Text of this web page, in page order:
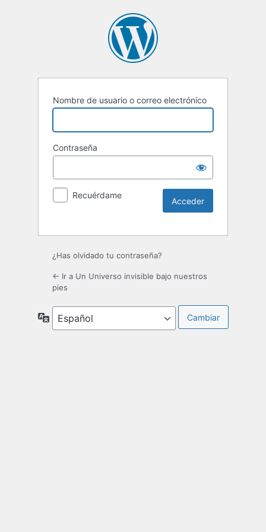
Nombre de usuario o correo electrónico
Contraseña
Recuérdame
¿Has olvidado tu contraseña?
← Ir a Un Universo invisible bajo nuestros
pies
Idioma